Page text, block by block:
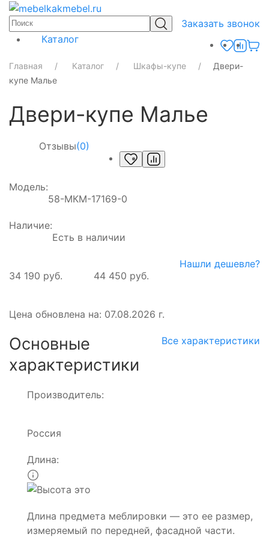
Заказать звонок
Каталог
Главная Каталог Шкафы-купе
Двери-
купе Малье
Двери-купе Малье
Отзывы(0)
Модель:
58-МКМ-17169-0
Наличие:
Есть в наличии
34 190 руб. 44 450 руб.
Нашли дешевле?
Цена обновлена на: 07.08.2026 г.
Основные
характеристики
Все характеристики
Производитель:
Россия
Длина:
Длина предмета меблировки — это ее размер,
измеряемый по передней, фасадной части.